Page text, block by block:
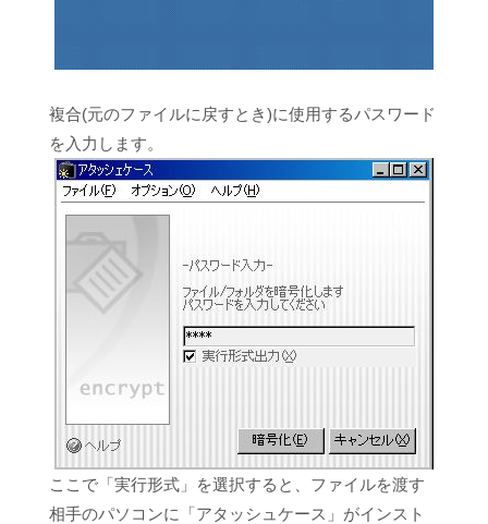
複合(元のファイルに戻すとき)に使用するパスワード
を入力します。
ここで「実行形式」を選択すると、ファイルを渡す
相手のパソコンに「アタッシュケース」がインスト